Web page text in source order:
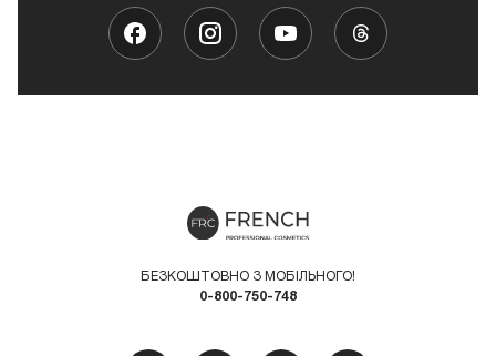
БЕЗКОШТОВНО З МОБІЛЬНОГО!
0-800-750-748